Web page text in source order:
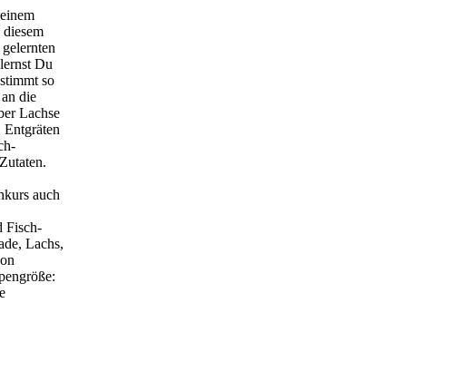
Du
so
die
Lachse
auch
Fisch-
Lachs,